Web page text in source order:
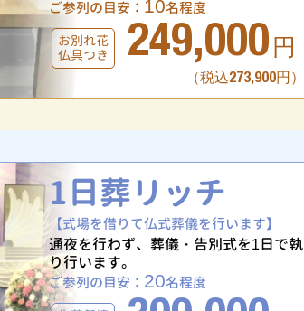
ご参列の目安： 名程度
お別れ花
仏具つき
249,000 円
（税込273,900円）
1日葬リッチ
【式場を借りて仏式葬儀を行います】
通夜を行わず、葬儀・告別式を1日で執
り行います。
ご参列の目安： 20名程度